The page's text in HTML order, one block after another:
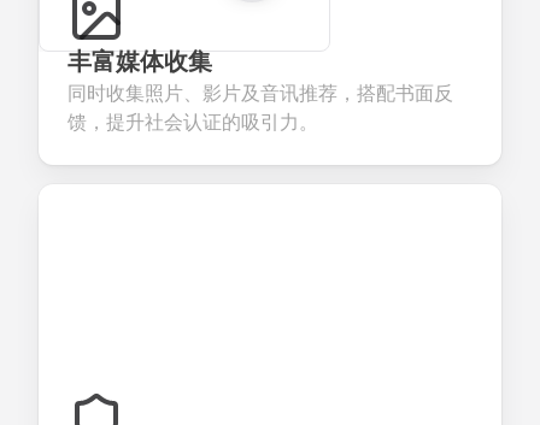
丰富媒体收集
同时收集照片、影片及音讯推荐，搭配书面反
馈，提升社会认证的吸引力。